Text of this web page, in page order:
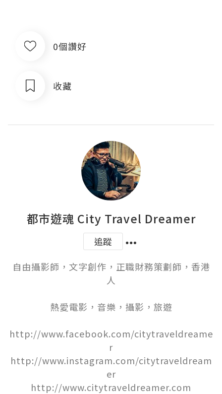
0個讚好
收藏
都市遊魂 City Travel Dreamer
追蹤
自由攝影師，文字創作，正職財務策劃師，香港
人
熱愛電影，音樂，攝影，旅遊
http://www.facebook.com/citytraveldreame
r
http://www.instagram.com/citytraveldream
er
http://www.citytraveldreamer.com